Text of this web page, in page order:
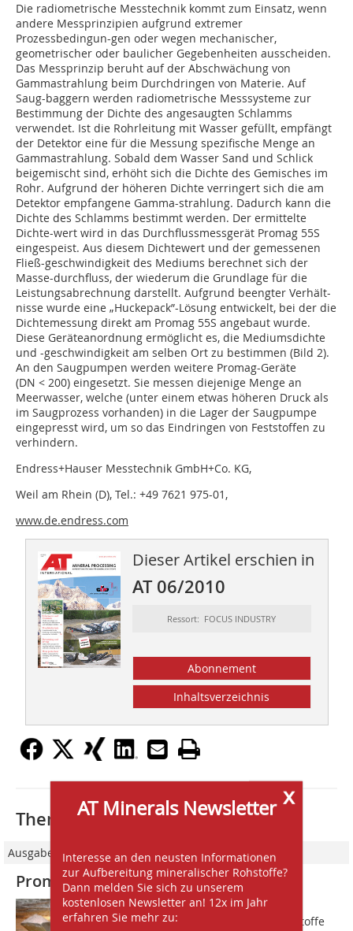
Die radiometrische Messtechnik kommt zum Einsatz, wenn
andere Messprinzipien aufgrund extremer
Prozessbedingun-gen oder wegen mechanischer,
geometrischer oder baulicher Gegebenheiten ausscheiden.
Das Messprinzip beruht auf der Abschwächung von
Gamma­strahlung beim Durchdringen von Materie. Auf
Saug-baggern werden radiometrische Mess­systeme zur
Bestimmung der Dichte des angesaugten Schlamms
verwendet. Ist die Rohrleitung mit Wasser gefüllt, empfängt
der Detektor eine für die Messung spezifische Menge an
Gammastrahlung. Sobald dem Wasser Sand und Schlick
beigemischt sind, erhöht sich die Dichte des Gemisches im
Rohr. Aufgrund der höheren Dichte verringert sich die am
Detektor empfangene Gamma-strahlung. Dadurch kann die
Dichte des Schlamms bestimmt werden. Der ermittelte
Dichte-wert wird in das Durchflussmessgerät Promag 55S
eingespeist. Aus diesem Dichtewert und der gemessenen
Fließ-geschwindigkeit des Mediums berechnet sich der
Masse-durchfluss, der wiederum die Grundlage für die
Leistungsabrechnung darstellt. Aufgrund beengter Verhält-
nisse wurde eine „Huckepack”-Lösung entwickelt, bei der die
Dichtemessung direkt am Promag 55S angebaut wurde.
Diese Geräteanordnung ermöglicht es, die Mediumsdichte
und -geschwindigkeit am selben Ort zu bestimmen (Bild 2).
An den Saugpumpen werden weitere Promag-Geräte
(DN < 200) eingesetzt. Sie messen diejenige Menge an
Meerwasser, welche (unter einem etwas höheren Druck als
im Saugprozess vorhanden) in die Lager der Saugpumpe
eingepresst wird, um so das Eindringen von Feststoffen zu
verhindern.
Endress+Hauser Messtechnik GmbH+Co. KG,
Weil am Rhein (D), Tel.: +49 7621 975-01,
www.de.endress.com
Dieser Artikel erschien in
AT 06/2010
Ressort: FOCUS INDUSTRY
Abonnement
Inhaltsverzeichnis
x
AT Minerals Newsletter
Interesse an den neusten Informationen
zur Aufbereitung mineralischer Rohstoffe?
Dann melden Sie sich zu unserem
kostenlosen Newsletter an! 12x im Jahr
erfahren Sie mehr zu:
Thematisch passende Artikel:
Ausgabe 07-08/2010
Promag 55S meistert den Härtetest
Die K+S KALI GmbH betreibt sechs
Bergwerke, in denen die beiden Rohstoffe